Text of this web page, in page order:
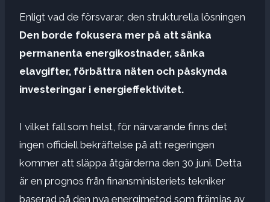
Enligt vad de försvarar, den strukturella lösningen
Den borde fokusera mer på att sänka
permanenta energikostnader, sänka
elavgifter, förbättra näten och påskynda
investeringar i energieffektivitet.
I vilket fall som helst, för närvarande finns det
ingen officiell bekräftelse på att regeringen
kommer att släppa åtgärderna den 30 juni. Detta
är en prognos från finansministeriets tekniker
baserad på den nya energimetod som främjas av